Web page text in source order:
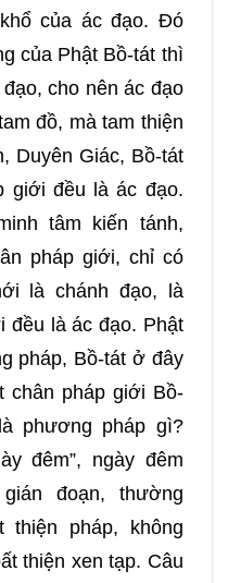
của ác đạo. Đó
của Phật Bồ-tát thì
cho nên ác đạo
đồ, mà tam thiện
Duyên Giác, Bồ-tát
giới đều là ác đạo.
tâm kiến tánh,
pháp giới, chỉ có
là chánh đạo, là
đều là ác đạo. Phật
pháp, Bồ-tát ở đây
chân pháp giới Bồ-
phương pháp gì?
đêm”, ngày đêm
đoạn, thường
thiện pháp, không
thiện xen tạp. Câu